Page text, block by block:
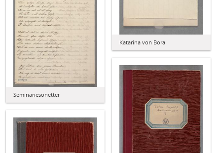
Katarina von Bora
Seminariesonetter